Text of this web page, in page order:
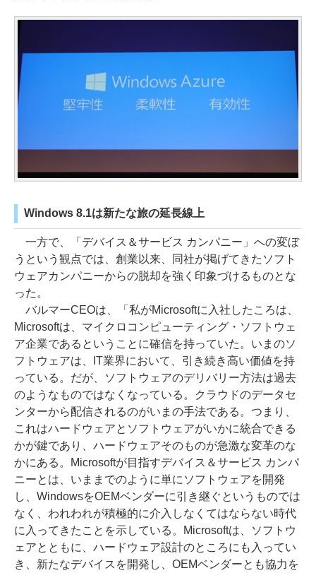
Windows 8.1は新たな旅の延長線上
一方で、「デバイス＆サービス カンパニー」への変ぼ
うという観点では、創業以来、同社が掲げてきたソフト
ウェアカンパニーからの脱却を強く印象づけるものとな
った。
バルマーCEOは、「私がMicrosoftに入社したころは、
Microsoftは、マイクロコンピューティング・ソフトウェ
ア企業であるということに確信を持っていた。いまのソ
フトウェアは、IT業界において、引き続き高い価値を持
っている。だが、ソフトウェアのデリバリー方法は過去
のようなものではなくなっている。クラウドのデータセ
ンターから配信されるのがいまの手法である。つまり、
これはハードウェアとソフトウェアがいかに統合できる
かが鍵であり、ハードウェアそのものが急激な変革のな
かにある。Microsoftが目指すデバイス＆サービス カンパ
ニーとは、いままでのように単にソフトウェアを開発
し、WindowsをOEMベンダーに引き継ぐというものでは
なく、われわれが積極的に介入しなくてはならない時代
に入ってきたことを示している。Microsoftは、ソフトウ
ェアとともに、ハードウェア設計のところにも入ってい
き、新たなデバイスを開発し、OEMベンダーとも協力を